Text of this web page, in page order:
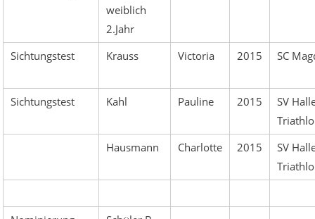
weiblich
2.Jahr
Sichtungstest
Krauss Victoria 2015 SC
Sichtungstest Kahl Pauline 2015
SV
Hausmann
Charlotte 2015
SV